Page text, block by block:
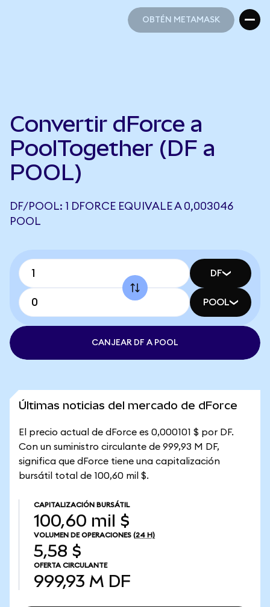
OBTÉN METAMASK
Convertir dForce a
PoolTogether (DF a
POOL)
DF/POOL: 1 DFORCE EQUIVALE A 0,003046
POOL
DF
POOL
CANJEAR DF A POOL
Últimas noticias del mercado de dForce
El precio actual de dForce es 0,000101 $ por DF.
Con un suministro circulante de 999,93 M DF,
significa que dForce tiene una capitalización
bursátil total de 100,60 mil $.
CAPITALIZACIÓN BURSÁTIL
100,60 mil $
VOLUMEN DE OPERACIONES (24 H)
5,58 $
OFERTA CIRCULANTE
999,93 M DF